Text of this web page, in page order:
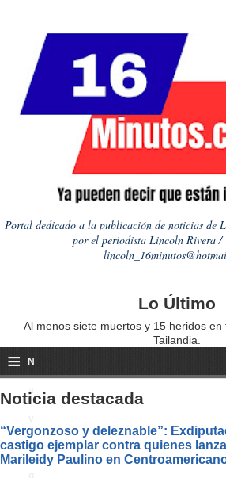
Portal dedicado a la publicación de noticias de
por el periodista Lincoln Rivera /
Lo Último
Al menos siete muertos y 15 heridos
Tailandia.
≡ N
a
i
Noticia destacada
“Vergonzoso y deleznable”:
castigo ejemplar contra quienes
Marileidy Paulino en